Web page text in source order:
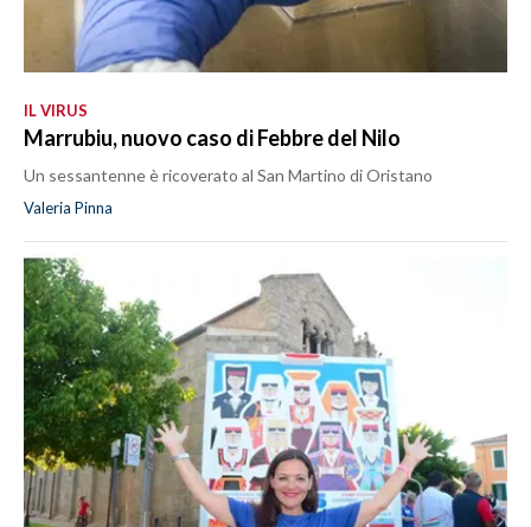
IL VIRUS
Marrubiu, nuovo caso di Febbre del Nilo
Un sessantenne è ricoverato al San Martino di Oristano
Valeria Pinna